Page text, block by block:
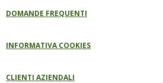
DOMANDE FREQUENTI
INFORMATIVA COOKIES
CLIENTI AZIENDALI